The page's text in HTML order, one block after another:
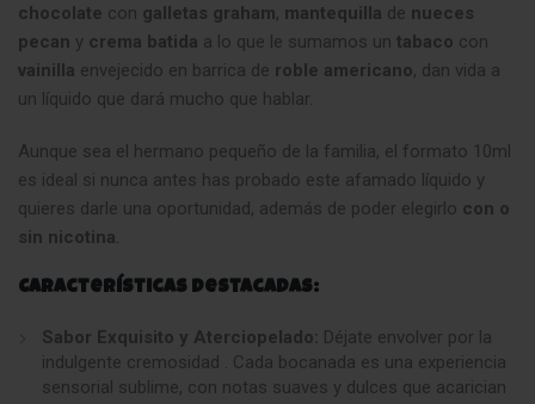
chocolate con galletas graham, mantequilla de nueces
pecan y crema batida a lo que le sumamos un tabaco con
vainilla envejecido en barrica de roble americano, dan vida a
un líquido que dará mucho que hablar.
Aunque sea el hermano pequeño de la familia, el formato 10ml
es ideal si nunca antes has probado este afamado líquido y
quieres darle una oportunidad, además de poder elegirlo con o
sin nicotina.
Características Destacadas:
Sabor Exquisito y Aterciopelado:
Déjate envolver por la
indulgente cremosidad . Cada bocanada es una experiencia
sensorial sublime, con notas suaves y dulces que acarician